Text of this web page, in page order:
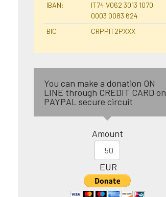
IBAN:
IT74 V062 3013 1070
0003 0083 624
BIC:
CRPPIT2PXXX
You can make a donation ON
LINE through CREDIT CARD on
PAYPAL secure circuit
Amount
EUR